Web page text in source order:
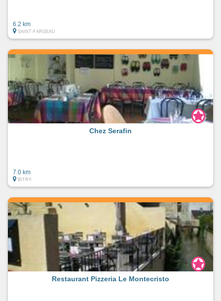
6.2 km
SAINT-FARGEAU
Chez Serafin
7.0 km
BITRY
Restaurant Pizzeria Le Montecristo